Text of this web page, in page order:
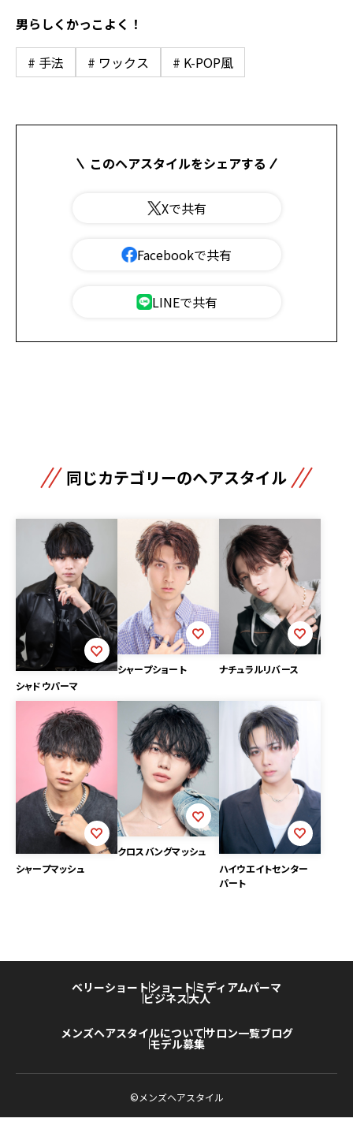
男らしくかっこよく！
# 手法 # ワックス # K-POP風
このヘアスタイルをシェアする
Xで共有
Facebookで共有
LINEで共有
同じカテゴリーのヘアスタイル
シャドウパーマ
シャープショート ナチュラルリバース
シャープマッシュ
クロスバングマッシュ
ハイウエイトセンター
パート
ベリーショートショート ミディアムパーマ
ビジネス大人
メンズヘアスタイルについてサロン一覧ブログ
モデル募集
©メンズヘアスタイル